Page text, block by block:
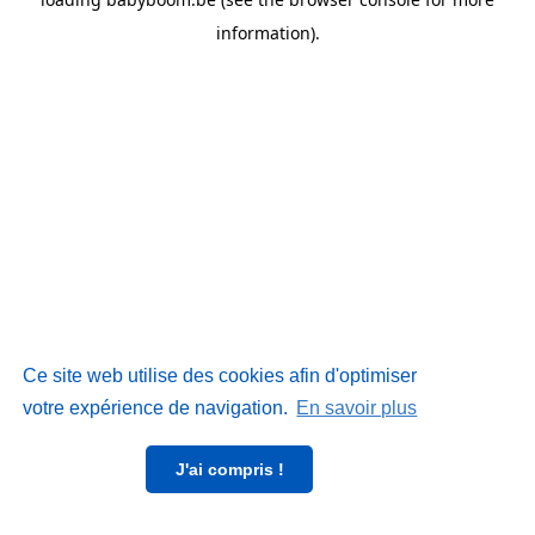
Deze website maakt gebruik van cookies om uw
surfervaring te optimaliseren.Meer weten
Ik begrijp het!
Ce site web utilise des cookies afin d'optimiser
votre expérience de navigation. En savoir plus
J'ai compris !
information).